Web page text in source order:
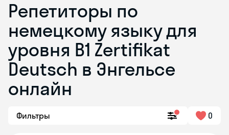
Репетиторы по
немецкому языку для
уровня B1 Zertifikat
Deutsch в Энгельсе
онлайн
Фильтры 0
Skyeng Chat